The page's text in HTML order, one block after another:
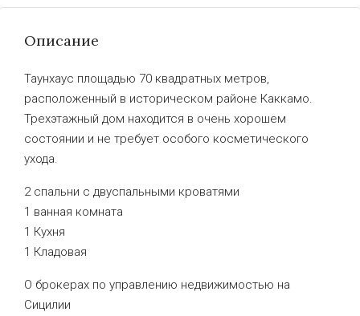
Описание
Таунхаус площадью 70 квадратных метров,
расположенный в историческом районе Каккамо.
Трехэтажный дом находится в очень хорошем
состоянии и не требует особого косметического
ухода.
2 спальни с двуспальными кроватями
1 ванная комната
1 Кухня
1 Кладовая
О брокерах по управлению недвижимостью на
Сицилии